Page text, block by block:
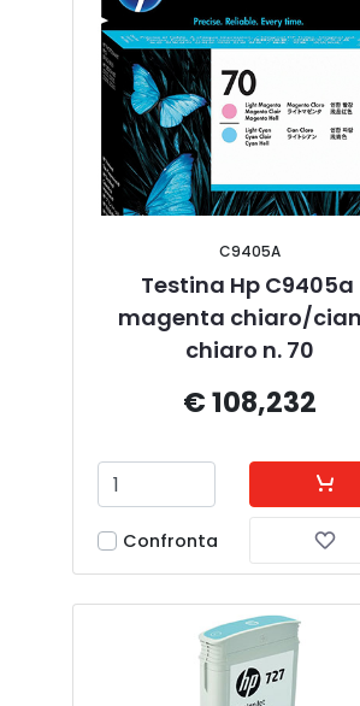
C9405A
Testina Hp C9405a
magenta chiaro/
chiaro n. 70
€ 108,232
Confronta